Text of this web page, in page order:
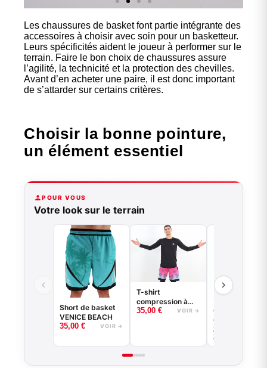
Nos
chaussures
Confort et performance à
prix accessible.
Les chaussures de basket font partie intégrante des
accessoires à choisir avec soin pour un basketteur.
Leurs spécificités aident le joueur à performer sur le
terrain. Faire le bon choix de chaussures assure
l’agilité, la technicité et la protection des chevilles.
Avant d’en acheter une paire, il est donc important
de s’attarder sur certains critères.
Choisir la bonne pointure,
un élément essentiel
POUR VOUS
Votre look sur le terrain
Short de basket
VENICE BEACH
35,00 € VOIR →
T-shirt
compression à
manches longues
35,00 € VOIR →
Collant 3/4 -
Good Game -
ou Blanc -
BASKETBALL
22,00
25,00